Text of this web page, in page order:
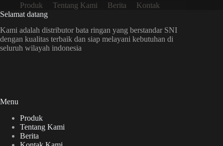
Produk Tentang Kami Berita
Kontak
Selamat datang
Kami adalah distributor bata ringan yang berstandar SNI
dengan kualitas terbaik dan siap melayani kebutuhan di
seluruh wilayah indonesia
Menu
Produk
Tentang Kami
Berita